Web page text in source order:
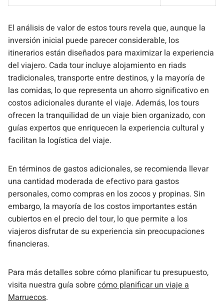
El análisis de valor de estos tours revela que, aunque la
inversión inicial puede parecer considerable, los
itinerarios están diseñados para maximizar la experiencia
del viajero. Cada tour incluye alojamiento en riads
tradicionales, transporte entre destinos, y la mayoría de
las comidas, lo que representa un ahorro significativo en
costos adicionales durante el viaje. Además, los tours
ofrecen la tranquilidad de un viaje bien organizado, con
guías expertos que enriquecen la experiencia cultural y
facilitan la logística del viaje.
En términos de gastos adicionales, se recomienda llevar
una cantidad moderada de efectivo para gastos
personales, como compras en los zocos y propinas. Sin
embargo, la mayoría de los costos importantes están
cubiertos en el precio del tour, lo que permite a los
viajeros disfrutar de su experiencia sin preocupaciones
financieras.
Para más detalles sobre cómo planificar tu presupuesto,
visita nuestra guía sobre cómo planificar un viaje a
Marruecos.